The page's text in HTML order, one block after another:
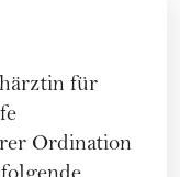
für
Ordination